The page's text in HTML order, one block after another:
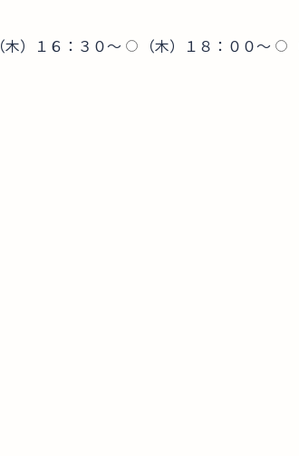
（木）１６：３０〜 （木）１８：００〜